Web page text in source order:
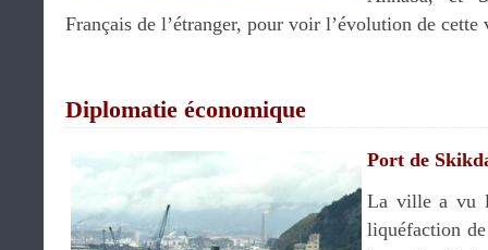
Français de l’étranger, pour voir l’évolution de cette
Diplomatie économique
Port de
La ville a vu
liquéfaction